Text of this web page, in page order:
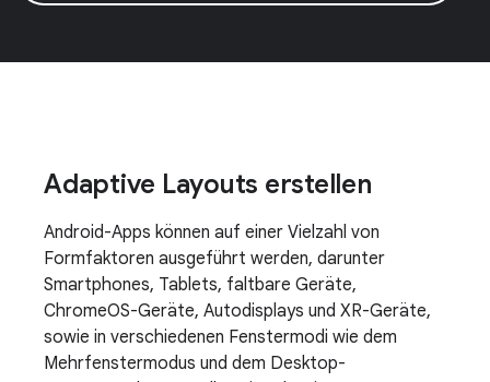
Adaptive Layouts erstellen
Android-Apps können auf einer Vielzahl von
Formfaktoren ausgeführt werden, darunter
Smartphones, Tablets, faltbare Geräte,
ChromeOS-Geräte, Autodisplays und XR-Geräte,
sowie in verschiedenen Fenstermodi wie dem
Mehrfenstermodus und dem Desktop-